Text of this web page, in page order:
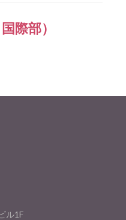
際部）
ル1F